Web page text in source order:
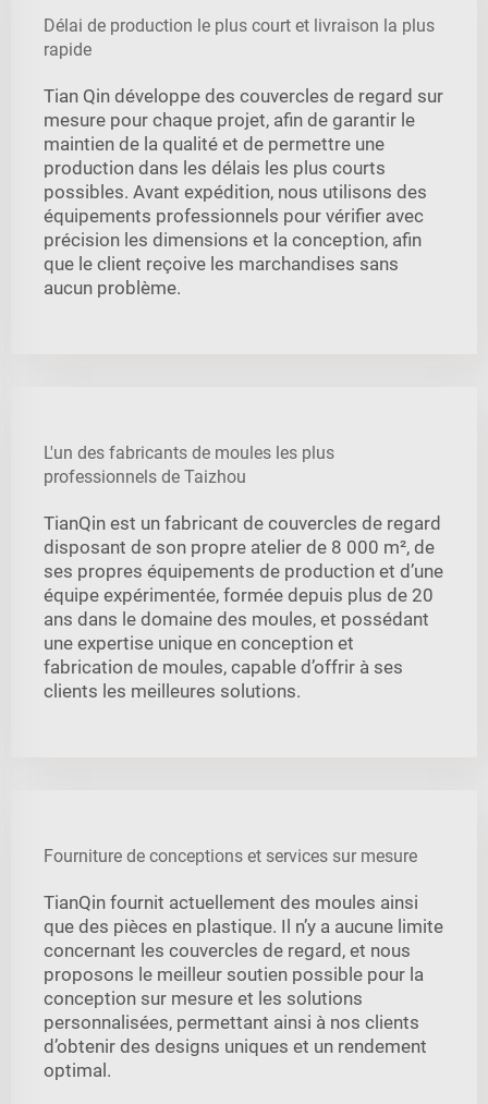
Délai de production le plus court et livraison la plus
rapide
Tian Qin développe des couvercles de regard sur
mesure pour chaque projet, afin de garantir le
maintien de la qualité et de permettre une
production dans les délais les plus courts
possibles. Avant expédition, nous utilisons des
équipements professionnels pour vérifier avec
précision les dimensions et la conception, afin
que le client reçoive les marchandises sans
aucun problème.
L'un des fabricants de moules les plus
professionnels de Taizhou
TianQin est un fabricant de couvercles de regard
disposant de son propre atelier de 8 000 m², de
ses propres équipements de production et d’une
équipe expérimentée, formée depuis plus de 20
ans dans le domaine des moules, et possédant
une expertise unique en conception et
fabrication de moules, capable d’offrir à ses
clients les meilleures solutions.
Fourniture de conceptions et services sur mesure
TianQin fournit actuellement des moules ainsi
que des pièces en plastique. Il n’y a aucune limite
concernant les couvercles de regard, et nous
proposons le meilleur soutien possible pour la
conception sur mesure et les solutions
personnalisées, permettant ainsi à nos clients
d’obtenir des designs uniques et un rendement
optimal.